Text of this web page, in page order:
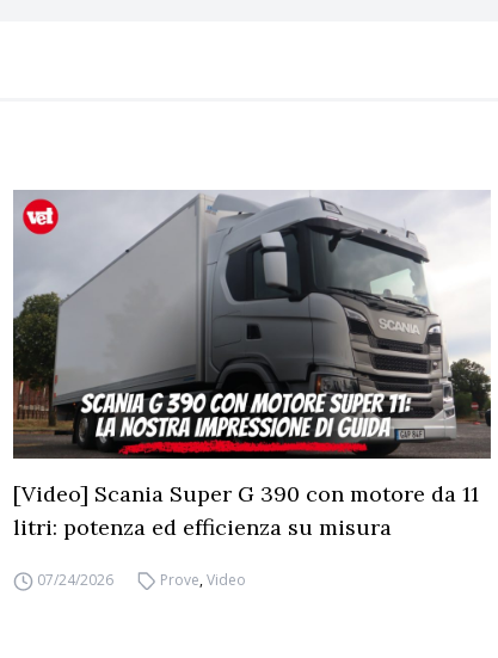
[Video] Scania Super G 390 con motore da 11
litri: potenza ed efficienza su misura
07/24/2026 Prove,Video